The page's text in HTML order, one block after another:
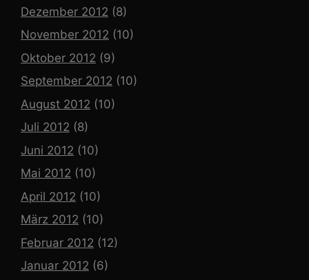
Dezember 2012 (8)
November 2012 (10)
Oktober 2012 (9)
September 2012 (10)
August 2012 (10)
Juli 2012 (8)
Juni 2012 (10)
Mai 2012 (10)
April 2012 (10)
März 2012 (10)
Februar 2012 (12)
Januar 2012 (6)